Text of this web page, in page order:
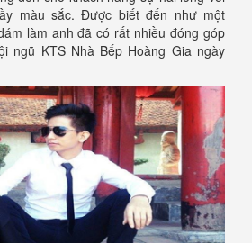
màu sắc. Được biết đến như một
làm anh đã có rất nhiều đóng góp
ngũ KTS Nhà Bếp Hoàng Gia ngày